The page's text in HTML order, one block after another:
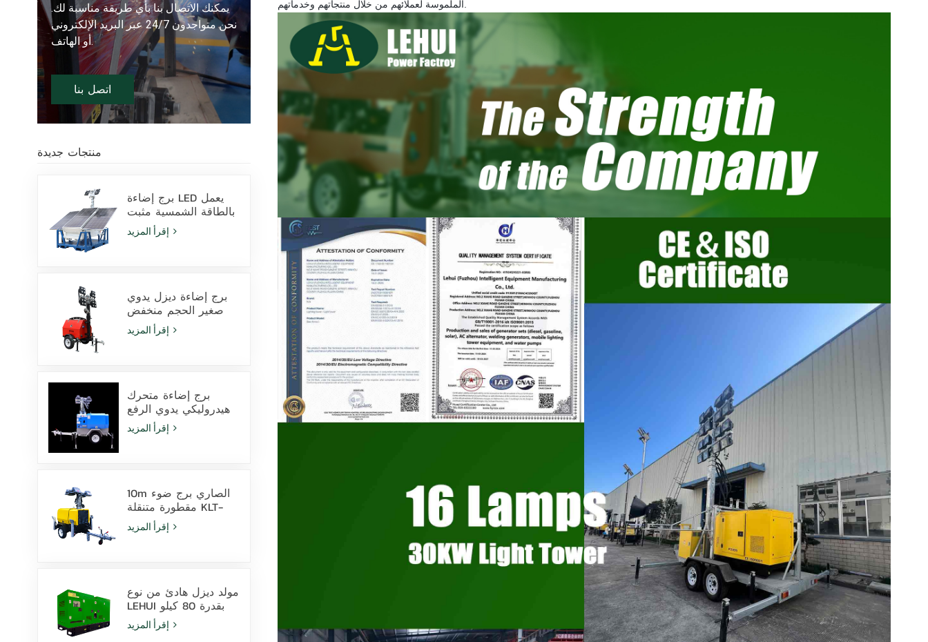
يمكنك الاتصال بنا بأي طريقة مناسبة لك.
نحن متواجدون 24/7 عبر البريد الإلكتروني
أو الهاتف.
اتصل بنا
منتجات جديدة
برج إضاءة LED يعمل
بالطاقة الشمسية مثبت
على قاعدة انزلاقية،
مزود بمصابيح LED
برج إضاءة ديزل يدوي
صغير الحجم منخفض
مصابيح هاليد معدنية
برج إضاءة متحرك
هيدروليكي يدوي الرفع
بارتفاع 9 أمتار مزود
بمصابيح LED ومصابيح
10m الصاري برج ضوء
مقطورة متنقلة KLT-
10000V المراقبة
مولد ديزل هادئ من نوع
LEHUI بقدرة 80 كيلو
فولت أمبير يعمل
بمحرك Cummins